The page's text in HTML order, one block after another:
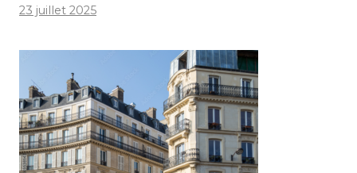
23 juillet 2025